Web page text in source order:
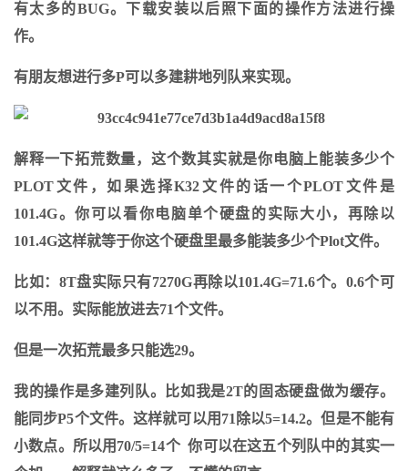
有太多的BUG。下载安装以后照下面的操作方法进行操
作。
有朋友想进行多P可以多建耕地列队来实现。
解释一下拓荒数量，这个数其实就是你电脑上能装多少个
PLOT文件，如果选择K32文件的话一个PLOT文件是
101.4G。你可以看你电脑单个硬盘的实际大小，再除以
101.4G这样就等于你这个硬盘里最多能装多少个Plot文件。
比如：8T盘实际只有7270G再除以101.4G=71.6个。0.6个可
以不用。实际能放进去71个文件。
但是一次拓荒最多只能选29。
我的操作是多建列队。比如我是2T的固态硬盘做为缓存。
能同步P5个文件。这样就可以用71除以5=14.2。但是不能有
小数点。所以用70/5=14个 你可以在这五个列队中的其实一